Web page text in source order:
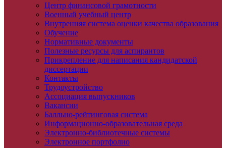
Центр финансовой грамотности
Военный учебный центр
Внутренняя система оценки качества образования
Обучение
Нормативные документы
Полезные ресурсы для аспирантов
Прикрепление для написания кандидатской
диссертации
Контакты
Трудоустройство
Ассоциация выпускников
Вакансии
Балльно-рейтинговая система
Информационно-образовательная среда
Электронно-библиотечные системы
Электронное портфолио